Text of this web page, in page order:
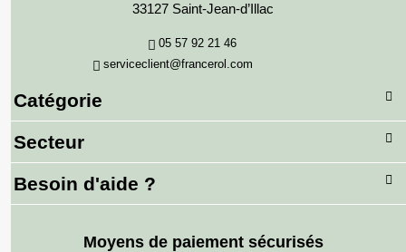
33127 Saint-Jean-d’Illac
05 57 92 21 46
serviceclient@francerol.com
Catégorie
Secteur
Besoin d'aide ?
Moyens de paiement sécurisés